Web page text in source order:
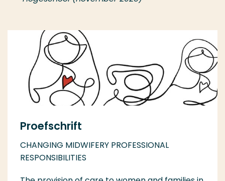
Proefschrift
CHANGING MIDWIFERY PROFESSIONAL
RESPONSIBILITIES